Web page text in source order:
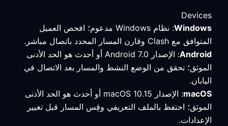
Devices
Windows
: نظام Windows مدعوم؛ افحص العميل
المتوافق مع Clash وقارن المسار المحدد باتصال مباشر.
Android
: الإصدار Android 7.0 أو أحدث هو الحد الأدنى
الموثق؛ تحقق من الوضع النشط والمسار بعد الاتصال في
اليابان.
macOS
: الإصدار macOS 10.15 أو أحدث هو الحد الأدنى
الموثق؛ احتفظ بالملف التعريفي وقِس المسار قبل تغيير
الإعدادات.